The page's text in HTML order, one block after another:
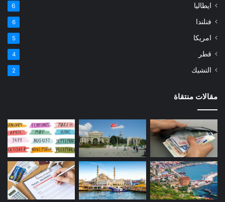
ايطاليا 6
فنلندا 6
امريكا 5
قطر 4
التشيك 2
مقالات منتقاة